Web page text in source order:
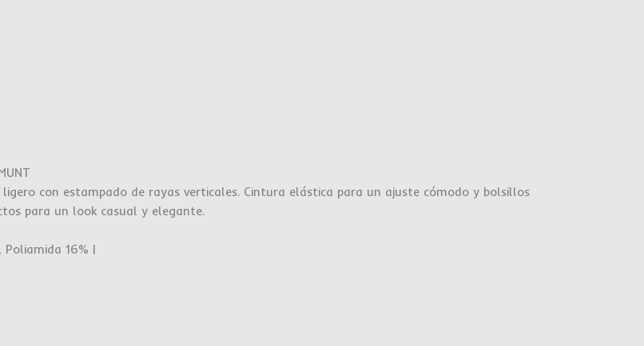
con estampado de rayas verticales. Cintura elástica para un ajuste cómodo y bolsillos
para un look casual y elegante.
Poliamida 16% |